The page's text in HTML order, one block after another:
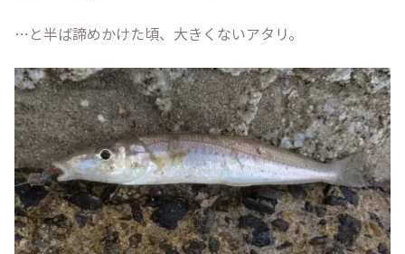
…と半ば諦めかけた頃、大きくないアタリ。